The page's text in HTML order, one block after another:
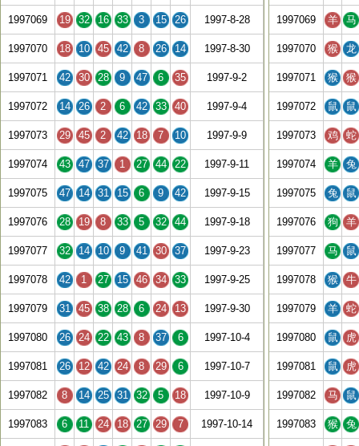
1997069 19 32 16 33 3 15 26 1997-8-28
1997070 18 10 45 42 8 26 14 1997-8-30
1997071 42 30 28 9 47 6 35 1997-9-2
1997072 14 26 2 6 42 33 40 1997-9-4
1997073 29 45 2 42 18 7 10 1997-9-9
1997074 43 47 37 1 27 44 22 1997-9-11
1997075 47 14 31 15 6 9 42 1997-9-15
1997076 28 19 8 33 5 32 44 1997-9-18
1997077 32 14 10 9 41 30 37 1997-9-23
1997078 42 1 27 15 46 34 33 1997-9-25
1997079 31 45 38 28 6 24 13 1997-9-30
1997080 26 24 22 43 8 37 6 1997-10-4
1997081 26 12 42 24 8 29 6 1997-10-7
1997082 8 14 25 31 32 5 18 1997-10-9
1997083 6 11 24 18 27 29 7 1997-10-14
1997069 羊 马
1997070 猴 龙
1997071 猴 猴
1997072 鼠 鼠
1997073 鸡 蛇
1997074 羊 兔
1997075 兔 鼠
1997076 狗 羊
1997077 马 鼠
1997078 猴 牛
1997079 羊 蛇
1997080 鼠 虎
1997081 鼠 虎
1997082 马 鼠
1997083 猴 兔